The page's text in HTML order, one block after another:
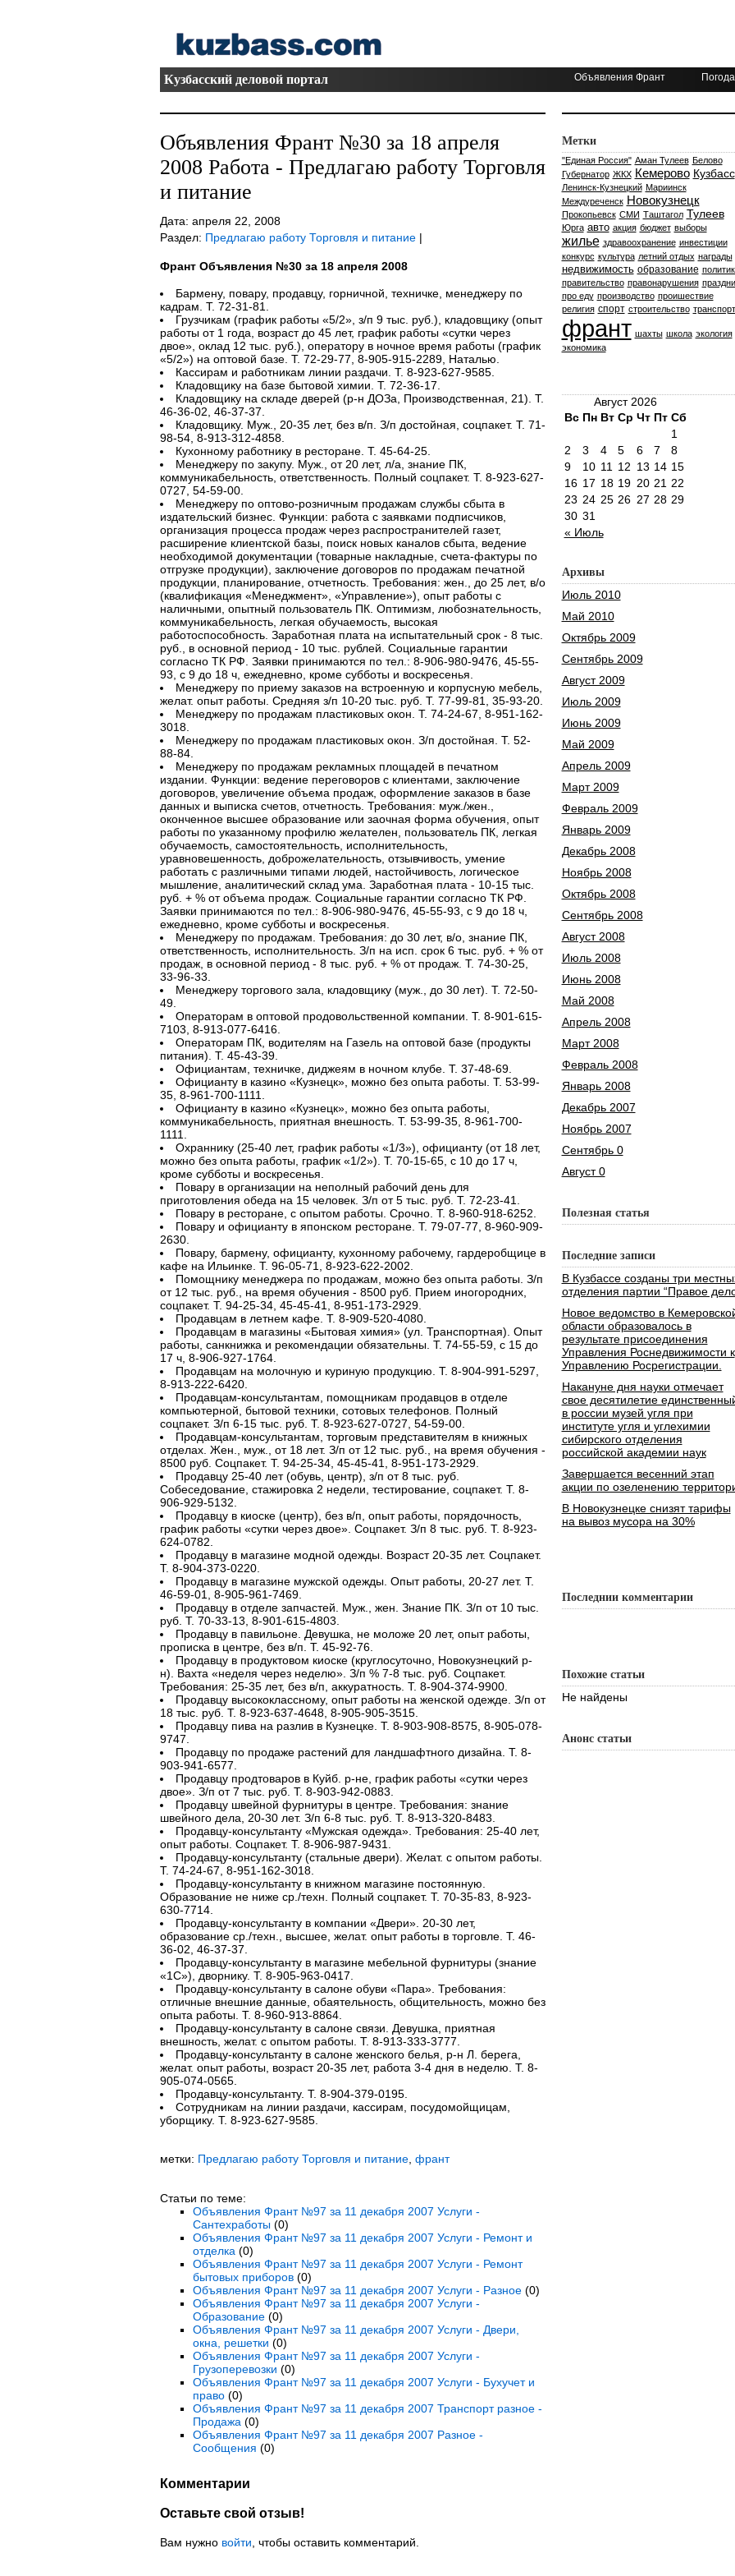
Кузбасский деловой портал Объявления Франт Погода
Объявления Франт №30 за 18 апреля
2008 Работа - Предлагаю работу Торговля
и питание
Дата: апреля 22, 2008
Раздел: Предлагаю работу Торговля и питание|
Франт Объявления №30 за 18 апреля 2008
Бармену, повару, продавцу, горничной, техничке, менеджеру по
кадрам. Т. 72-31-81.
Грузчикам (график работы «5/2», з/п 9 тыс. руб.), кладовщику (опыт
работы от 1 года, возраст до 45 лет, график работы «сутки через
двое», оклад 12 тыс. руб.), оператору в ночное время работы (график
«5/2») на оптовой базе. Т. 72-29-77, 8-905-915-2289, Наталью.
Кассирам и работникам линии раздачи. Т. 8-923-627-9585.
Кладовщику на базе бытовой химии. Т. 72-36-17.
Кладовщику на складе дверей (р-н ДОЗа, Производственная, 21). Т.
46-36-02, 46-37-37.
Кладовщику. Муж., 20-35 лет, без в/п. З/п достойная, соцпакет. Т. 71-
98-54, 8-913-312-4858.
Кухонному работнику в ресторане. Т. 45-64-25.
Менеджеру по закупу. Муж., от 20 лет, л/а, знание ПК,
коммуникабельность, ответственность. Полный соцпакет. Т. 8-923-627-
0727, 54-59-00.
Менеджеру по оптово-розничным продажам службы сбыта в
издательский бизнес. Функции: работа с заявками подписчиков,
организация процесса продаж через распространителей газет,
расширение клиентской базы, поиск новых каналов сбыта, ведение
необходимой документации (товарные накладные, счета-фактуры по
отгрузке продукции), заключение договоров по продажам печатной
продукции, планирование, отчетность. Требования: жен., до 25 лет, в/о
(квалификация «Менеджмент», «Управление»), опыт работы с
наличными, опытный пользователь ПК. Оптимизм, любознательность,
коммуникабельность, легкая обучаемость, высокая
работоспособность. Заработная плата на испытательный срок - 8 тыс.
руб., в основной период - 10 тыс. рублей. Социальные гарантии
согласно ТК РФ. Заявки принимаются по тел.: 8-906-980-9476, 45-55-
93, с 9 до 18 ч, ежедневно, кроме субботы и воскресенья.
Менеджеру по приему заказов на встроенную и корпусную мебель,
желат. опыт работы. Средняя з/п 10-20 тыс. руб. Т. 77-99-81, 35-93-20.
Менеджеру по продажам пластиковых окон. Т. 74-24-67, 8-951-162-
3018.
Менеджеру по продажам пластиковых окон. З/п достойная. Т. 52-
88-84.
Менеджеру по продажам рекламных площадей в печатном
издании. Функции: ведение переговоров с клиентами, заключение
договоров, увеличение объема продаж, оформление заказов в базе
данных и выписка счетов, отчетность. Требования: муж./жен.,
оконченное высшее образование или заочная форма обучения, опыт
работы по указанному профилю желателен, пользователь ПК, легкая
обучаемость, самостоятельность, исполнительность,
уравновешенность, доброжелательность, отзывчивость, умение
работать с различными типами людей, настойчивость, логическое
мышление, аналитический склад ума. Заработная плата - 10-15 тыс.
руб. + % от объема продаж. Социальные гарантии согласно ТК РФ.
Заявки принимаются по тел.: 8-906-980-9476, 45-55-93, с 9 до 18 ч,
ежедневно, кроме субботы и воскресенья.
Менеджеру по продажам. Требования: до 30 лет, в/о, знание ПК,
ответственность, исполнительность. З/п на исп. срок 6 тыс. руб. + % от
продаж, в основной период - 8 тыс. руб. + % от продаж. Т. 74-30-25,
33-96-33.
Менеджеру торгового зала, кладовщику (муж., до 30 лет). Т. 72-50-
49.
Операторам в оптовой продовольственной компании. Т. 8-901-615-
7103, 8-913-077-6416.
Операторам ПК, водителям на Газель на оптовой базе (продукты
питания). Т. 45-43-39.
Официантам, техничке, диджеям в ночном клубе. Т. 37-48-69.
Официанту в казино «Кузнецк», можно без опыта работы. Т. 53-99-
35, 8-961-700-1111.
Официанту в казино «Кузнецк», можно без опыта работы,
коммуникабельность, приятная внешность. Т. 53-99-35, 8-961-700-
1111.
Охраннику (25-40 лет, график работы «1/3»), официанту (от 18 лет,
можно без опыта работы, график «1/2»). Т. 70-15-65, с 10 до 17 ч,
кроме субботы и воскресенья.
Повару в организации на неполный рабочий день для
приготовления обеда на 15 человек. З/п от 5 тыс. руб. Т. 72-23-41.
Повару в ресторане, с опытом работы. Срочно. Т. 8-960-918-6252.
Повару и официанту в японском ресторане. Т. 79-07-77, 8-960-909-
2630.
Повару, бармену, официанту, кухонному рабочему, гардеробщице в
кафе на Ильинке. Т. 96-05-71, 8-923-622-2002.
Помощнику менеджера по продажам, можно без опыта работы. З/п
от 12 тыс. руб., на время обучения - 8500 руб. Прием иногородних,
соцпакет. Т. 94-25-34, 45-45-41, 8-951-173-2929.
Продавцам в летнем кафе. Т. 8-909-520-4080.
Продавцам в магазины «Бытовая химия» (ул. Транспортная). Опыт
работы, санкнижка и рекомендации обязательны. Т. 74-55-59, с 15 до
17 ч, 8-906-927-1764.
Продавцам на молочную и куриную продукцию. Т. 8-904-991-5297,
8-913-222-6420.
Продавцам-консультантам, помощникам продавцов в отделе
компьютерной, бытовой техники, сотовых телефонов. Полный
соцпакет. З/п 6-15 тыс. руб. Т. 8-923-627-0727, 54-59-00.
Продавцам-консультантам, торговым представителям в книжных
отделах. Жен., муж., от 18 лет. З/п от 12 тыс. руб., на время обучения -
8500 руб. Соцпакет. Т. 94-25-34, 45-45-41, 8-951-173-2929.
Продавцу 25-40 лет (обувь, центр), з/п от 8 тыс. руб.
Собеседование, стажировка 2 недели, тестирование, соцпакет. Т. 8-
906-929-5132.
Продавцу в киоске (центр), без в/п, опыт работы, порядочность,
график работы «сутки через двое». Соцпакет. З/п 8 тыс. руб. Т. 8-923-
624-0782.
Продавцу в магазине модной одежды. Возраст 20-35 лет. Соцпакет.
Т. 8-904-373-0220.
Продавцу в магазине мужской одежды. Опыт работы, 20-27 лет. Т.
46-59-01, 8-905-961-7469.
Продавцу в отделе запчастей. Муж., жен. Знание ПК. З/п от 10 тыс.
руб. Т. 70-33-13, 8-901-615-4803.
Продавцу в павильоне. Девушка, не моложе 20 лет, опыт работы,
прописка в центре, без в/п. Т. 45-92-76.
Продавцу в продуктовом киоске (круглосуточно, Новокузнецкий р-
н). Вахта «неделя через неделю». З/п % 7-8 тыс. руб. Соцпакет.
Требования: 25-35 лет, без в/п, аккуратность. Т. 8-904-374-9900.
Продавцу высококлассному, опыт работы на женской одежде. З/п от
18 тыс. руб. Т. 8-923-637-4648, 8-905-905-3515.
Продавцу пива на разлив в Кузнецке. Т. 8-903-908-8575, 8-905-078-
9747.
Продавцу по продаже растений для ландшафтного дизайна. Т. 8-
903-941-6577.
Продавцу продтоваров в Куйб. р-не, график работы «сутки через
двое». З/п от 7 тыс. руб. Т. 8-903-942-0883.
Продавцу швейной фурнитуры в центре. Требования: знание
швейного дела, 20-30 лет. З/п 6-8 тыс. руб. Т. 8-913-320-8483.
Продавцу-консультанту «Мужская одежда». Требования: 25-40 лет,
опыт работы. Соцпакет. Т. 8-906-987-9431.
Продавцу-консультанту (стальные двери). Желат. с опытом работы.
Т. 74-24-67, 8-951-162-3018.
Продавцу-консультанту в книжном магазине постоянную.
Образование не ниже ср./техн. Полный соцпакет. Т. 70-35-83, 8-923-
630-7714.
Продавцу-консультанту в компании «Двери». 20-30 лет,
образование ср./техн., высшее, желат. опыт работы в торговле. Т. 46-
36-02, 46-37-37.
Продавцу-консультанту в магазине мебельной фурнитуры (знание
«1С»), дворнику. Т. 8-905-963-0417.
Продавцу-консультанту в салоне обуви «Пара». Требования:
отличные внешние данные, обаятельность, общительность, можно без
опыта работы. Т. 8-960-913-8864.
Продавцу-консультанту в салоне связи. Девушка, приятная
внешность, желат. с опытом работы. Т. 8-913-333-3777.
Продавцу-консультанту в салоне женского белья, р-н Л. берега,
желат. опыт работы, возраст 20-35 лет, работа 3-4 дня в неделю. Т. 8-
905-074-0565.
Продавцу-консультанту. Т. 8-904-379-0195.
Сотрудникам на линии раздачи, кассирам, посудомойщицам,
уборщику. Т. 8-923-627-9585.
метки: Предлагаю работу Торговля и питание, франт
Статьи по теме:
Объявления Франт №97 за 11 декабря 2007 Услуги -
Сантехработы(0)
Объявления Франт №97 за 11 декабря 2007 Услуги - Ремонт и
отделка (0)
Объявления Франт №97 за 11 декабря 2007 Услуги - Ремонт
бытовых приборов(0)
Объявления Франт №97 за 11 декабря 2007 Услуги - Разное(0)
Объявления Франт №97 за 11 декабря 2007 Услуги -
Образование(0)
Объявления Франт №97 за 11 декабря 2007 Услуги - Двери,
окна, решетки (0)
Объявления Франт №97 за 11 декабря 2007 Услуги -
Грузоперевозки (0)
Объявления Франт №97 за 11 декабря 2007 Услуги - Бухучет и
право(0)
Объявления Франт №97 за 11 декабря 2007 Транспорт разное -
Продажа (0)
Объявления Франт №97 за 11 декабря 2007 Разное -
Сообщения (0)
Комментарии
Оставьте свой отзыв!
Вам нужно войти , чтобы оставить комментарий.
Метки
"Единая Россия" Аман Тулеев Белово
Губернатор ЖКХ Кемерово Кузбасс
Ленинск-Кузнецкий Мариинск
Междуреченск Новокузнецк
Прокопьевск СМИ Таштагол Тулеев
Юрга авто акция бюджет выборы
жилье здравоохранение инвестиции
конкурс культура летний отдых награды
недвижимость образование
правительство правонарушения
про еду производство проишествие
религия спорт строительство транспорт
франт шахты школа экология
экономика
Август 2026
Вс Пн Вт Ср Чт Пт Сб
« Июль
1
2
3 4 5 6 7
8
9
10 11 12 13 14 15
16 17 18 19 20 21 22
23 24 25 26 27 28 29
30 31
Архивы
Июль 2010
Май 2010
Октябрь 2009
Сентябрь 2009
Август 2009
Июль 2009
Июнь 2009
Май 2009
Апрель 2009
Март 2009
Февраль 2009
Январь 2009
Декабрь 2008
Ноябрь 2008
Октябрь 2008
Сентябрь 2008
Август 2008
Июль 2008
Июнь 2008
Май 2008
Апрель 2008
Март 2008
Февраль 2008
Январь 2008
Декабрь 2007
Ноябрь 2007
Сентябрь 0
Август 0
Полезная статья
Последние записи
В Кузбассе созданы три
отделения партии “Правое
Новое ведомство в
области образовалось в
результате присоединения
Управления Роснедвижимости к
Управлению Росрегистрации.
Накануне дня науки отмечает
свое десятилетие
в россии музей угля при
институте угля и углехимии
сибирского отделения
российской академии наук
Завершается весенний этап
акции по озеленению
В Новокузнецке снизят тарифы
на вывоз мусора на 30%
Последнии комментарии
Похожие статьи
Не найдены
Анонс статьи